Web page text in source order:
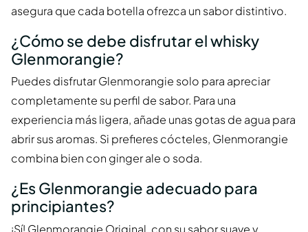
asegura que cada botella ofrezca un sabor distintivo.
¿Cómo se debe disfrutar el whisky
Glenmorangie?
Puedes disfrutar Glenmorangie solo para apreciar
completamente su perfil de sabor. Para una
experiencia más ligera, añade unas gotas de agua para
abrir sus aromas. Si prefieres cócteles, Glenmorangie
combina bien con ginger ale o soda.
¿Es Glenmorangie adecuado para
principiantes?
¡Sí! Glenmorangie Original, con su sabor suave y